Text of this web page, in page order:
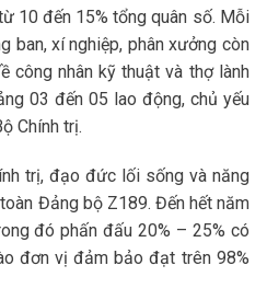
10 đến 15% tổng quân số. Mỗi
ban, xí nghiệp, phân xưởng còn
công nhân kỹ thuật và thợ lành
03 đến 05 lao động, chủ yếu
Chính trị.
trị, đạo đức lối sống và năng
Đảng bộ Z189. Đến hết năm
đó phấn đấu 20% – 25% có
đơn vị đảm bảo đạt trên 98%